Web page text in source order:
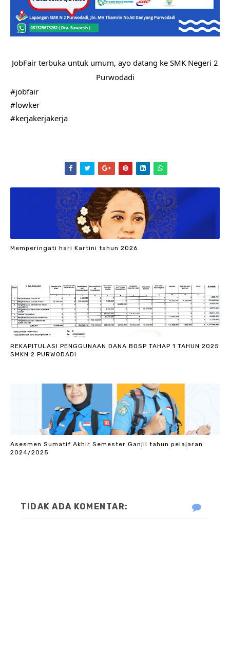
JobFair terbuka untuk umum, ayo datang ke SMK Negeri 2
Purwodadi
#jobfair
#lowker
#kerjakerjakerja
Memperingati hari Kartini tahun 2026
REKAPITULASI PENGGUNAAN DANA BOSP TAHAP 1 TAHUN 2025
SMKN 2 PURWODADI
Asesmen Sumatif Akhir Semester Ganjil tahun pelajaran
2024/2025
TIDAK ADA KOMENTAR: